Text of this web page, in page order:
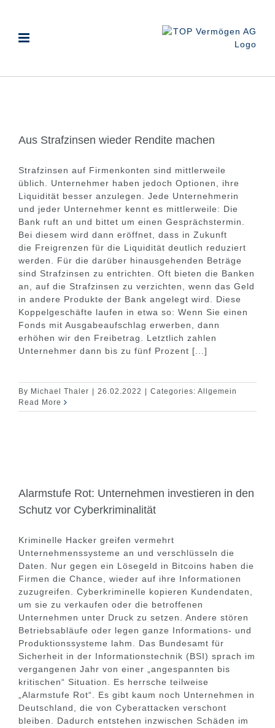
springen
Aus Strafzinsen wieder Rendite machen
Strafzinsen auf Firmenkonten sind mittlerweile
üblich. Unternehmer haben jedoch Optionen, ihre
Liquidität besser anzulegen. Jede Unternehmerin
und jeder Unternehmer kennt es mittlerweile: Die
Bank ruft an und bittet um einen Gesprächstermin.
Bei diesem wird dann eröffnet, dass in Zukunft
die Freigrenzen für die Liquidität deutlich reduziert
werden. Für die darüber hinausgehenden Beträge
sind Strafzinsen zu entrichten. Oft bieten die Banken
an, auf die Strafzinsen zu verzichten, wenn das Geld
in andere Produkte der Bank angelegt wird. Diese
Koppelgeschäfte laufen in etwa so: Wenn Sie einen
Fonds mit Ausgabeaufschlag erwerben, dann
erhöhen wir den Freibetrag. Letztlich zahlen
Unternehmer dann bis zu fünf Prozent [...]
By Michael Thaler 26.02.2022 Categories: Allgemein
Read More
Alarmstufe Rot: Unternehmen investieren in den
Schutz vor Cyberkriminalität
Kriminelle Hacker greifen vermehrt
Unternehmenssysteme an und verschlüsseln die
Daten. Nur gegen ein Lösegeld in Bitcoins haben die
Firmen die Chance, wieder auf ihre Informationen
zuzugreifen. Cyberkriminelle kopieren Kundendaten,
um sie zu verkaufen oder die betroffenen
Unternehmen unter Druck zu setzen. Andere stören
Betriebsabläufe oder legen ganze Informations- und
Produktionssysteme lahm. Das Bundesamt für
Sicherheit in der Informationstechnik (BSI) sprach im
vergangenen Jahr von einer „angespannten bis
kritischen“ Situation. Es herrsche teilweise
„Alarmstufe Rot“. Es gibt kaum noch Unternehmen in
Deutschland, die von Cyberattacken verschont
bleiben. Dadurch entstehen inzwischen Schäden im